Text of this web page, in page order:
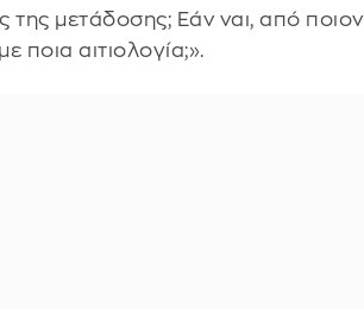
της μετάδοσης; Εάν ναι, από ποιον
ποια αιτιολογία;».